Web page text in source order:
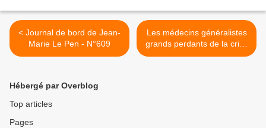
< Journal de bord de Jean-
Marie Le Pen - N°609
Les médecins généralistes
grands perdants de la crise
sanitaire >
Hébergé par Overblog
Top articles
Pages